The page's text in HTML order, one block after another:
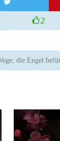
2
die Engel